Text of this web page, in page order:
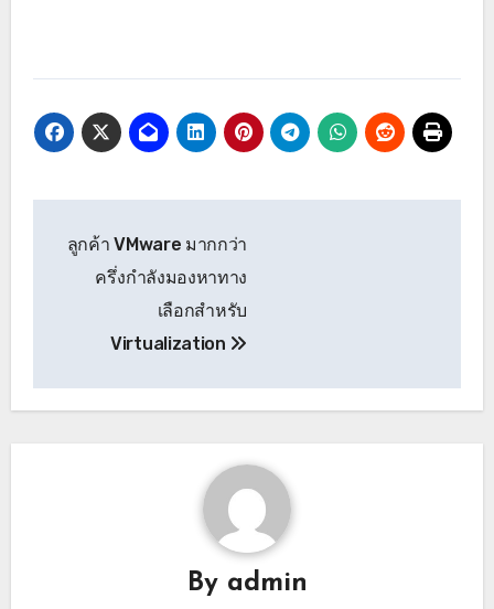
ลูกค้า VMware มากกว่า
ครึ่งกำลังมองหาทาง
เลือกสำหรับ
Virtualization
By admin